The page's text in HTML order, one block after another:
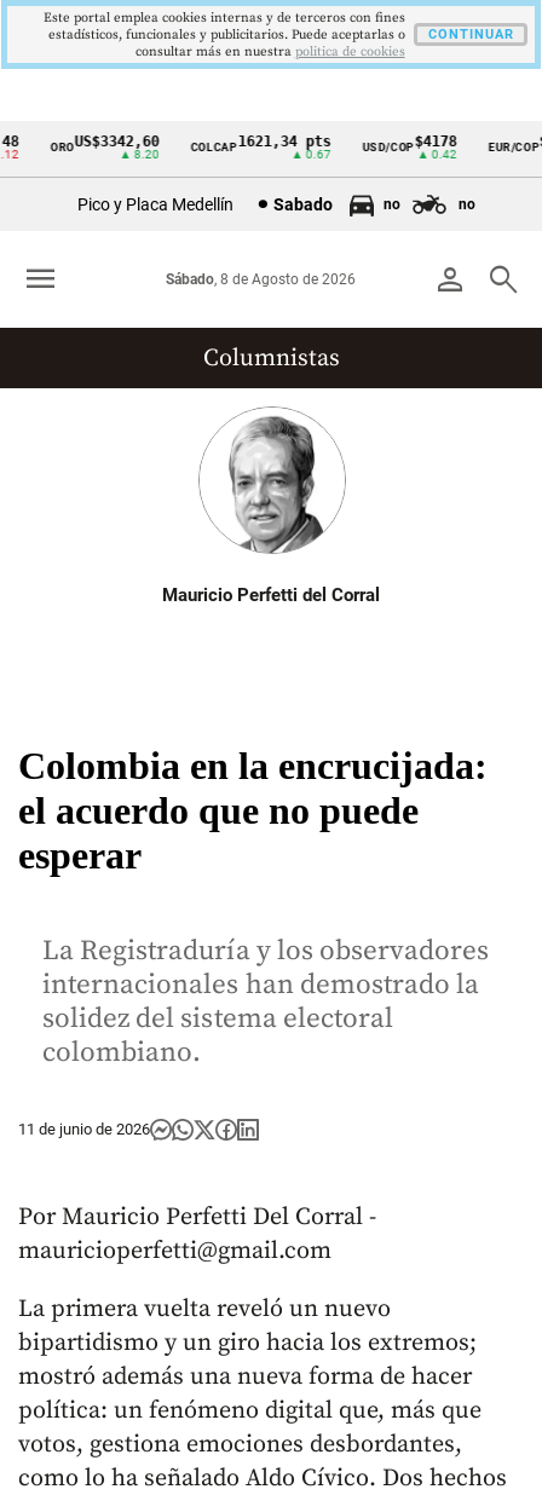
Cintillo
Colombia
OROUS$3342,60
▲ 8.20
COLCAP1621,34 pts
▲ 0.67
USD/COP$4178
▲ 0.42
EUR/COP
Pico y Placa Medellín Sabado no no
person search
Sábado, 8 de Agosto de 2026
menu
Columnistas
Mauricio Perfetti del Corral
Colombia en la encrucijada:
el acuerdo que no puede
esperar
La Registraduría y los observadores
internacionales han demostrado la
solidez del sistema electoral
colombiano.
11 de junio de 2026
Por Mauricio Perfetti Del Corral -
mauricioperfetti@gmail.com
La primera vuelta reveló un nuevo
bipartidismo y un giro hacia los extremos;
mostró además una nueva forma de hacer
política: un fenómeno digital que, más que
votos, gestiona emociones desbordantes,
como lo ha señalado Aldo Cívico. Dos hechos
Este portal emplea cookies internas y de terceros con fines
estadísticos, funcionales y publicitarios. Puede aceptarlas o
consultar más en nuestra politica de cookies
CONTINUAR